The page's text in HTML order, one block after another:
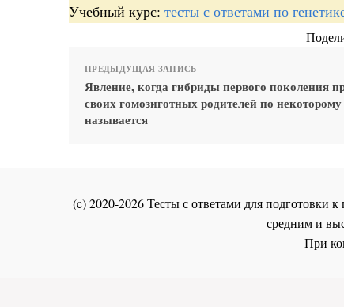
Учебный курс: тесты с ответами по
ПРЕДЫДУЩАЯ ЗАПИСЬ
Явление, когда гибриды первого поколения
своих гомозиготных родителей по
называется
(c) 2020-2026 Тесты с ответами для подготовки
средним и
При